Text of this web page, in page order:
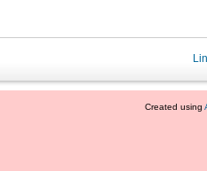
Created using